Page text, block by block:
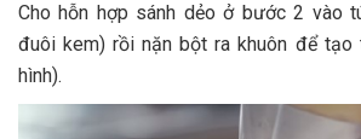
Cho hỗn hợp sánh dẻo ở bước 2 vào
đuôi kem) rồi nặn bột ra khuôn để tạo
hình).